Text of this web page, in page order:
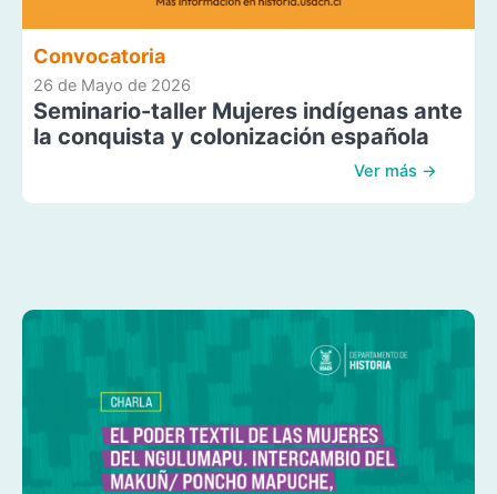
Convocatoria
26 de Mayo de 2026
Seminario-taller Mujeres indígenas ante
la conquista y colonización española
Ver más →